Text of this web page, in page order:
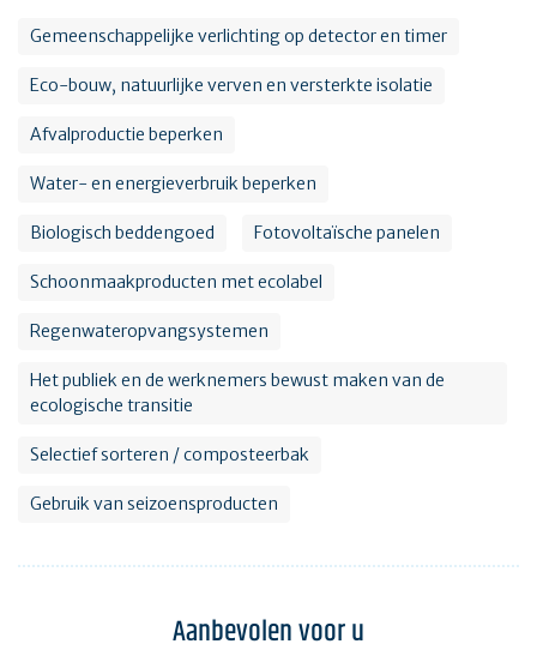
Gemeenschappelijke verlichting op detector en timer
Eco-bouw, natuurlijke verven en versterkte isolatie
Afvalproductie beperken
Water- en energieverbruik beperken
Biologisch beddengoed Fotovoltaïsche panelen
Schoonmaakproducten met ecolabel
Regenwateropvangsystemen
Het publiek en de werknemers bewust maken van de
ecologische transitie
Selectief sorteren / composteerbak
Gebruik van seizoensproducten
Aanbevolen voor u